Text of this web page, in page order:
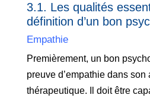
3.1. Les qualités
définition d’un bon
Empathie
Premièrement, un bon
preuve d’empathie dans son
thérapeutique. Il doit être